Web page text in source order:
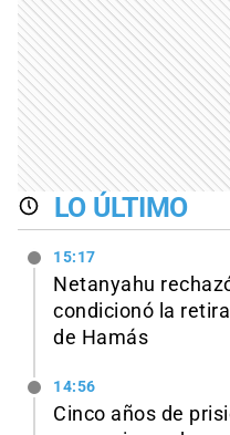
LO ÚLTIMO
15:17
Netanyahu
condicionó la
de Hamás
14:56
Cinco años de